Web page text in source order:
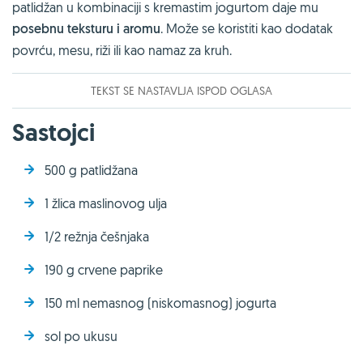
patlidžan u kombinaciji s kremastim jogurtom daje mu
posebnu teksturu i aromu. Može se koristiti kao dodatak
povrću, mesu, riži ili kao namaz za kruh.
TEKST SE NASTAVLJA ISPOD OGLASA
Sastojci
500 g patlidžana
1 žlica maslinovog ulja
1/2 režnja češnjaka
190 g crvene paprike
150 ml nemasnog (niskomasnog) jogurta
sol po ukusu